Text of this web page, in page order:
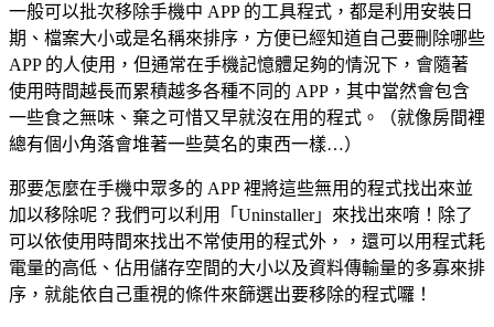
一般可以批次移除手機中 APP 的工具程式，都是利用安裝日
期、檔案大小或是名稱來排序，方便已經知道自己要刪除哪些
APP 的人使用，但通常在手機記憶體足夠的情況下，會隨著
使用時間越長而累積越多各種不同的 APP，其中當然會包含
一些食之無味、棄之可惜又早就沒在用的程式。（就像房間裡
總有個小角落會堆著一些莫名的東西一樣…）
那要怎麼在手機中眾多的 APP 裡將這些無用的程式找出來並
加以移除呢？我們可以利用「Uninstaller」來找出來唷！除了
可以依使用時間來找出不常使用的程式外，，還可以用程式耗
電量的高低、佔用儲存空間的大小以及資料傳輸量的多寡來排
序，就能依自己重視的條件來篩選出要移除的程式囉！